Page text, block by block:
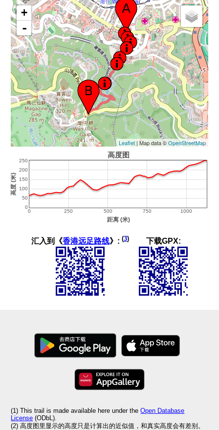
+
-
Leaflet| Map data ©OpenStreetMap
汇入到《香港远足路线》: (3) 下载GPX:
(1) This trail is made available here under theOpen Database
License (ODbL).
(2) 高度图里显示的高度只是计算出的近似值，和真实高度会有差别。